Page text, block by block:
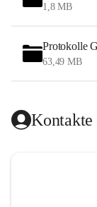
1,8 MB
Protokolle
63,49 MB
Kontakte